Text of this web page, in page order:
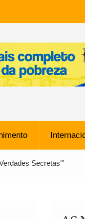
Secretas’”